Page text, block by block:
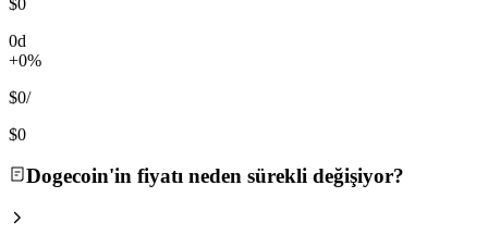
0d
+0%
$0/
$0
Dogecoin'in fiyatı neden sürekli değişiyor?